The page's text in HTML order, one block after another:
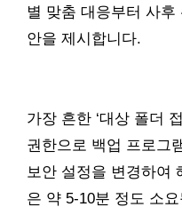
별 맞춤 대응부터 사
안을 제시합니다.
가장 흔한 ‘대상 폴더
권한으로 백업 프로그
보안 설정을 변경하여
은 약 5-10분 정도 소